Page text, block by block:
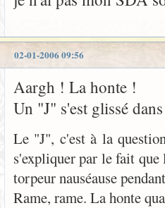
02-01-2006 09:56
Aargh ! La honte !
Un "J" s'est glissé
Le "J", c'est à la
s'expliquer par le fait que
torpeur nauséause
Rame, rame. La honte